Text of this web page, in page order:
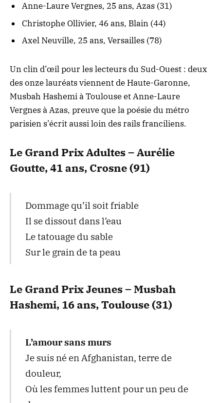
Anne-Laure Vergnes, 25 ans, Azas (31)
Christophe Ollivier, 46 ans, Blain (44)
Axel Neuville, 25 ans, Versailles (78)
Un clin d’œil pour les lecteurs du Sud-Ouest : deux
des onze lauréats viennent de Haute-Garonne,
Musbah Hashemi à Toulouse et Anne-Laure
Vergnes à Azas, preuve que la poésie du métro
parisien s’écrit aussi loin des rails franciliens.
Le Grand Prix Adultes – Aurélie
Goutte, 41 ans, Crosne (91)
Dommage qu’il soit friable
Il se dissout dans l’eau
Le tatouage du sable
Sur le grain de ta peau
Le Grand Prix Jeunes – Musbah
Hashemi, 16 ans, Toulouse (31)
L’amour sans murs
Je suis né en Afghanistan, terre de
douleur,
Où les femmes luttent pour un peu de